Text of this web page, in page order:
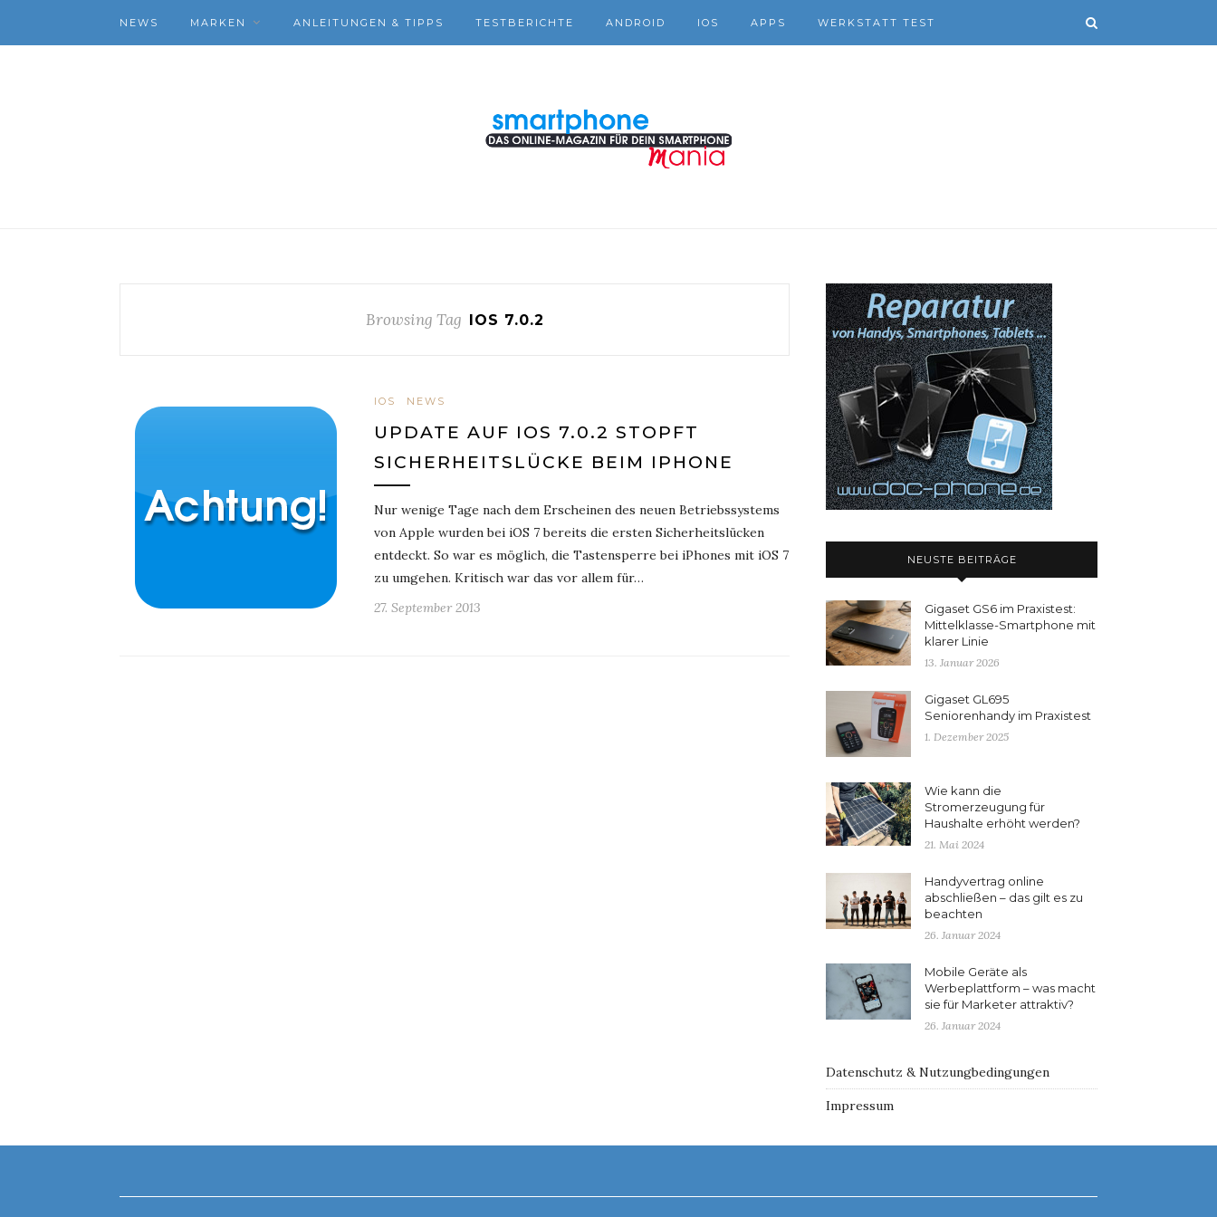
NEWS MARKEN ANLEITUNGEN & TIPPS TESTBERICHTE ANDROID IOS APPS WERKSTATT TEST
Browsing Tag IOS 7.0.2
IOS NEWS
UPDATE AUF IOS 7.0.2 STOPFT
SICHERHEITSLÜCKE BEIM IPHONE
Nur wenige Tage nach dem Erscheinen des neuen Betriebssystems
von Apple wurden bei iOS 7 bereits die ersten Sicherheitslücken
entdeckt. So war es möglich, die Tastensperre bei iPhones mit iOS 7
zu umgehen. Kritisch war das vor allem für…
27. September 2013
NEUSTE BEITRÄGE
Gigaset GS6 im Praxistest:
Mittelklasse-Smartphone mit
klarer Linie
13. Januar 2026
Gigaset GL695
Seniorenhandy im Praxistest
1. Dezember 2025
Wie kann die
Stromerzeugung für
Haushalte erhöht werden?
21. Mai 2024
Handyvertrag online
abschließen – das gilt es zu
beachten
26. Januar 2024
Mobile Geräte als
Werbeplattform – was macht
sie für Marketer attraktiv?
26. Januar 2024
Datenschutz & Nutzungbedingungen
Impressum